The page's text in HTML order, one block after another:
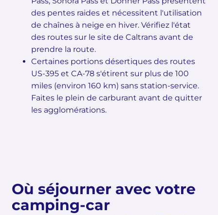
des pentes raides et nécessitent l'utilisation
de chaînes à neige en hiver. Vérifiez l'état
des routes sur le site de Caltrans avant de
prendre la route.
Certaines portions désertiques des routes
US-395 et CA-78 s'étirent sur plus de 100
miles (environ 160 km) sans station-service.
Faites le plein de carburant avant de quitter
les agglomérations.
Où séjourner avec votre
camping-car